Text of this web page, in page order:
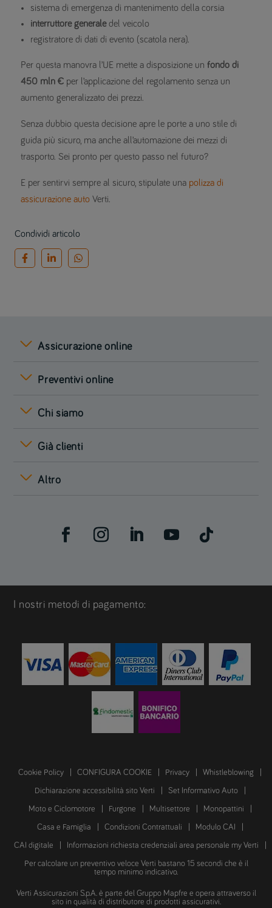
sistema di emergenza di mantenimento della corsia
interruttore generaledel veicolo
registratore di dati di evento (scatola nera).
Per questa manovra l’UE mette a disposizione un fondo di
450 mln € per l’applicazione del regolamento senza un
aumento generalizzato dei prezzi.
Senza dubbio questa decisione apre le porte a uno stile di
guida più sicuro, ma anche all’automazione dei mezzi di
trasporto. Sei pronto per questo passo nel futuro?
E per sentirvi sempre al sicuro, stipulate una polizza di
assicurazione auto Verti.
Condividi articolo
Assicurazione online
Preventivi online
Chi siamo
Già clienti
Altro
I nostri metodi di pagamento:
Cookie Policy CONFIGURA COOKIE Privacy Whistleblowing
Dichiarazione accessibilità sito Verti Set Informativo Auto
Moto e Ciclomotore Furgone Multisettore Monopattini
Casa e Famiglia Condizioni Contrattuali Modulo CAI
CAI digitale Informazioni richiesta credenziali area personale my Verti
Per calcolare un preventivo veloce Verti bastano 15 secondi che è il
tempo minimo indicativo.
Verti Assicurazioni S.p.A. è parte del Gruppo Mapfre e opera attraverso il
sito in qualità di distributore di prodotti assicurativi.